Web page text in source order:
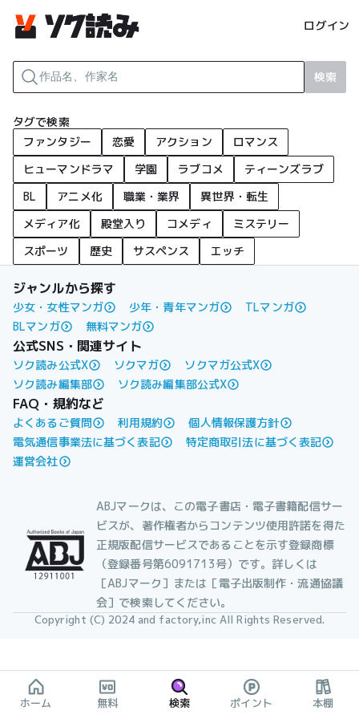
ログイン
検索
タグで検索
ファンタジー
恋愛 アクション
ロマンス
ヒューマンドラマ
学園 ラブコメ
ティーンズラブ
BL
アニメ化 職業・業界
異世界・転生
メディア化
殿堂入り コメディ
ミステリー
スポーツ
歴史 サスペンス エッチ
ジャンルから探す
少女・女性マンガ 少年・青年マンガ
TLマンガ
BLマンガ
無料マンガ
公式SNS・関連サイト
ソク読み公式X ソクマガ
ソクマガ公式X
ソク読み編集部
ソク読み編集部公式X
FAQ・規約など
よくあるご質問 利用規約
個人情報保護方針
電気通信事業法に基づく表記
特定商取引法に基づく表記
運営会社
ABJマークは、この電子書店・電子書籍配信サー
ビスが、著作権者からコンテンツ使用許諾を得た
正規版配信サービスであることを示す登録商標
（登録番号第6091713号）です。詳しくは
［ABJマーク］または［電子出版制作・流通協議
会］で検索してください。
Copyright (C) 2024 and factory,inc All Rights Reserved.
ホーム 無料 検索 ポイント 本棚